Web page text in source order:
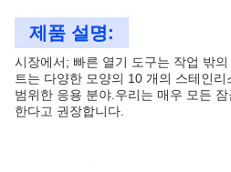
제품 설명:
시장에서; 빠른 열기 도구는 작업 밖
트는 다양한 모양의 10 개의 스테인
범위한 응용 분야.우리는 매우 모든
한다고 권장합니다.